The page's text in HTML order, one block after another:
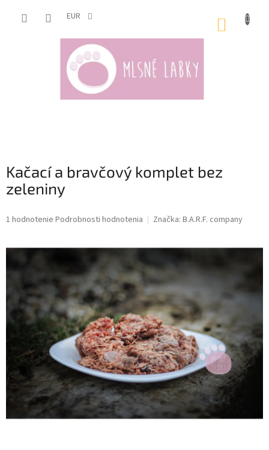
EUR
Kačací a bravčový komplet bez
zeleniny
Priemerné
je
hviezdičiek.
1 hodnotenie Podrobnosti hodnotenia Značka: B.A.R.F. company